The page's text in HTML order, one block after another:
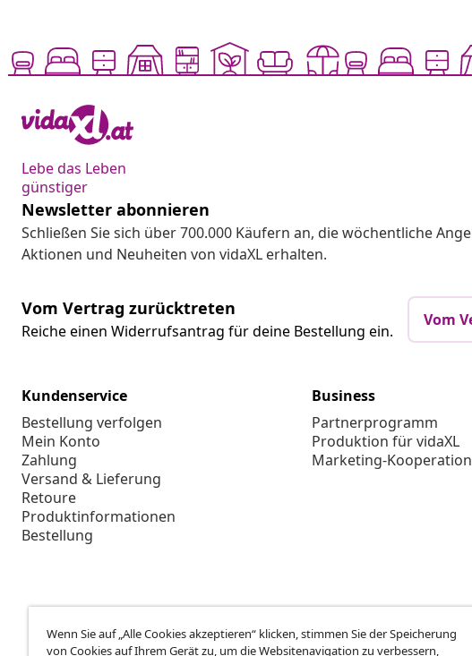
Lebe das Leben
günstiger
Newsletter abonnieren
Schließen Sie sich über 700.000 Käufern an, die wöchentliche
Aktionen und Neuheiten von vidaXL erhalten.
Vom Vertrag zurücktreten
Reiche einen Widerrufsantrag für deine Bestellung ein.
Vom
Kundenservice
Bestellung verfolgen
Mein Konto
Zahlung
Versand & Lieferung
Retoure
Produktinformationen
Bestellung
Business
Partnerprogramm
Produktion für vidaXL
Marketing-Kooperation
Wenn Sie auf „Alle Cookies akzeptieren“ klicken, stimmen Sie der Speicherung
von Cookies auf Ihrem Gerät zu, um die Websitenavigation zu verbessern,